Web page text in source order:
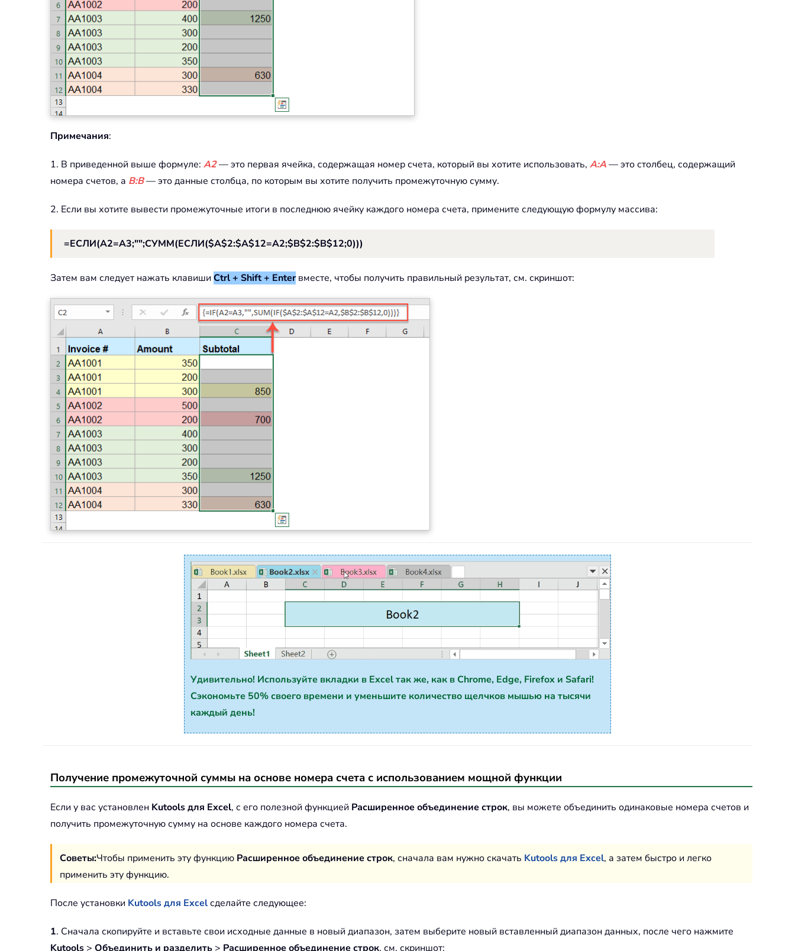
Примечания:
1. В приведенной выше формуле: A2— это первая ячейка, содержащая номер счета, который вы хотите использовать, A:A— это столбец, содержащий
номера счетов, а B:B— это данные столбца, по которым вы хотите получить промежуточную сумму.
2. Если вы хотите вывести промежуточные итоги в последнюю ячейку каждого номера счета, примените следующую формулу массива:
=ЕСЛИ(A2=A3;"";СУММ(ЕСЛИ($A$2:$A$12=A2;$B$2:$B$12;0)))
Затем вам следует нажать клавиши Ctrl + Shift + Enterвместе, чтобы получить правильный результат, см. скриншот:
Удивительно! Используйте вкладки в Excel так же, как в Chrome, Edge, Firefox и Safari!
Сэкономьте 50% своего времени и уменьшите количество щелчков мышью на тысячи
каждый день!
Получение промежуточной суммы на основе номера счета с использованием мощной функции
Если у вас установлен Kutools для Excel, с его полезной функцией Расширенное объединение строк, вы можете объединить одинаковые номера счетов и
получить промежуточную сумму на основе каждого номера счета.
Советы:Чтобы применить эту функцию Расширенное объединение строк, сначала вам нужно скачать Kutools для Excel, а затем быстро и легко
применить эту функцию.
После установки Kutools для Excelсделайте следующее:
1. Сначала скопируйте и вставьте свои исходные данные в новый диапазон, затем выберите новый вставленный диапазон данных, после чего нажмите
Kutools > Объединить и разделить > Расширенное объединение строк, см. скриншот: